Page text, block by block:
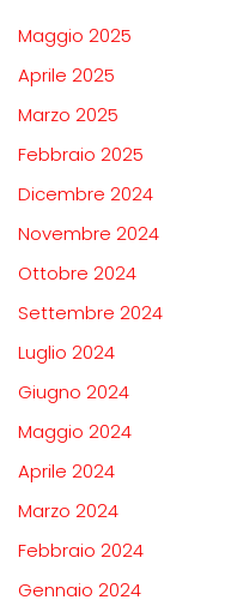
Maggio 2025
Aprile 2025
Marzo 2025
Febbraio 2025
Dicembre 2024
Novembre 2024
Ottobre 2024
Settembre 2024
Luglio 2024
Giugno 2024
Maggio 2024
Aprile 2024
Marzo 2024
Febbraio 2024
Gennaio 2024